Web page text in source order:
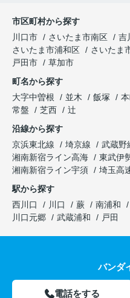
市区町村から探す
川口市
さいたま市南区 吉
さいたま市浦和区
さいたま
戸田市
草加市
町名から探す
大字中曽根
並木 飯塚
常盤
芝西
辻
沿線から探す
京浜東北線
埼京線 武蔵野
湘南新宿ライン高海
東武伊
湘南新宿ライン宇須
埼玉高
駅から探す
西川口
川口 蕨 南浦和
川口元郷
武蔵浦和 戸田
バンダ
電話をする